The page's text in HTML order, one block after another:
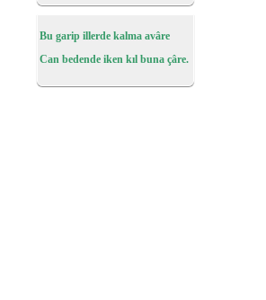
Bu garip illerde kalma avâre
Can bedende iken kıl buna çâre.